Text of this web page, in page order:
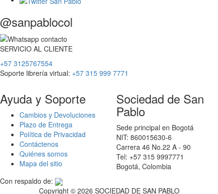
@sanpablocol
SERVICIO AL CLIENTE
+57 3125767554
Soporte librería virtual: +57 315 999 7771
Ayuda y Soporte
Cambios y Devoluciones
Plazo de Entrega
Política de Privacidad
Contáctenos
Quiénes somos
Mapa del sitio
Sociedad de San
Pablo
Sede principal en Bogotá
NIT: 860015630-6
Carrera 46 No.22 A - 90
Tel: +57 315 9997771
Bogotá, Colombia
Con respaldo de:
Copyright © 2026 SOCIEDAD DE SAN PABLO